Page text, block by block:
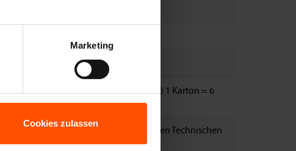
Marketing
Cookies zulassen
1 Rolle mit 25 Meter (einzeln erhältlich) 1 Karton = 6
Rollen
Entspricht keiner hEN bzw. Europäischen Technischen
Bewertung